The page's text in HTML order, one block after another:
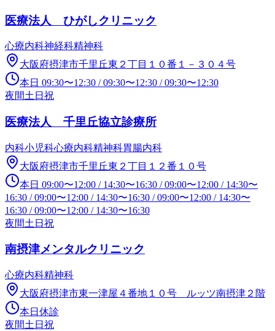
医療法人 ひがしクリニック
心療内科神経科精神科
大阪府摂津市千里丘東２丁目１０番１－３０４号
本日 09:30〜12:30 /09:30〜12:30 /09:30〜12:30
夜間土日祝
医療法人 千里丘協立診療所
内科小児科心療内科精神科胃腸内科
大阪府摂津市千里丘東２丁目１２番１０号
本日 09:00〜12:00 / 14:30〜16:30 /09:00〜12:00 / 14:30〜
16:30 /09:00〜12:00 / 14:30〜16:30 /09:00〜12:00 / 14:30〜
16:30 /09:00〜12:00 / 14:30〜16:30
夜間土日祝
南摂津メンタルクリニック
心療内科精神科
大阪府摂津市東一津屋４番地１０号 ルッツ南摂津２階
本日休診
夜間土日祝